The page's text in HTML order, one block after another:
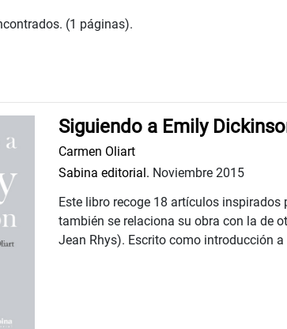
(1 páginas).
Siguiendo a Emily
Carmen Oliart
Sabina editorial. Noviembre 2015
Este libro recoge 18 artículos
también se relaciona su obra con la de
Jean Rhys). Escrito como introducción